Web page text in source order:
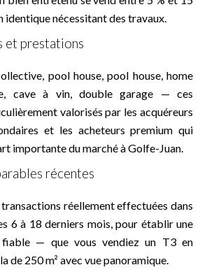
identique nécessitant des travaux.
et prestations
pool house, pool house, home
cave à vin, double garage — ces
valorisés par les acquéreurs
et les acheteurs premium qui
importante du marché à Golfe-Juan.
récentes
réellement effectuées dans
6 à 18 derniers mois, pour établir une
fiable — que vous vendiez un T3 en
de 250 m² avec vue panoramique.